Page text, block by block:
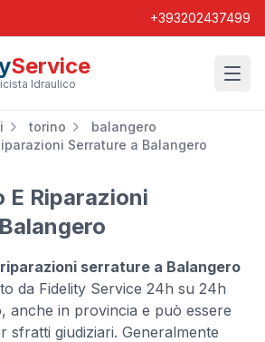
+393202437499
Service
Idraulico
torino
balangero
Serrature a Balangero
E Riparazioni
serrature a Balangero
da Fidelity Service 24h su 24h
anche in provincia e può essere
sfratti giudiziari. Generalmente